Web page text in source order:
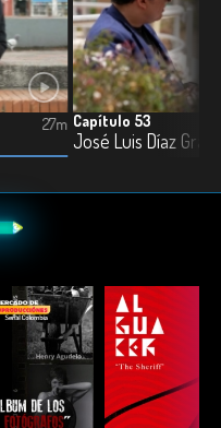
27m Capítulo 53
José Luis Díaz